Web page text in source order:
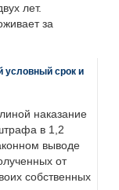
лет.
за
условный срок и
наказание
в 1,2
выводе
от
собственных